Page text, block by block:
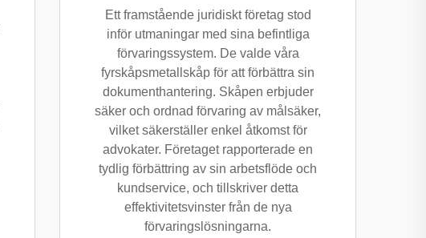
Ett framstående juridiskt företag stod
inför utmaningar med sina befintliga
förvaringssystem. De valde våra
fyrskåpsmetallskåp för att förbättra sin
dokumenthantering. Skåpen erbjuder
säker och ordnad förvaring av målsäker,
vilket säkerställer enkel åtkomst för
advokater. Företaget rapporterade en
tydlig förbättring av sin arbetsflöde och
kundservice, och tillskriver detta
effektivitetsvinster från de nya
förvaringslösningarna.